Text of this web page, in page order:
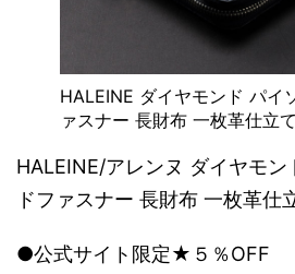
HALEINE ダイヤモンド パイ
ァスナー 長財布 一枚革仕立て
HALEINE/アレンヌ ダイヤモン
ドファスナー 長財布 一枚革仕
●公式サイト限定★５％OFF